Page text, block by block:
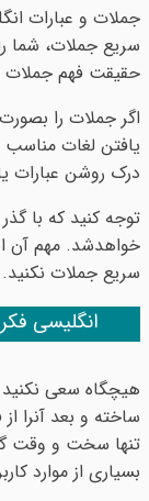
جملات و عبارات
حقیقت فهم جملات
اگر جملات را
یافتن لغات
درک روشن عبارات
توجه کنید که با
خواهدشد. مهم آن
سریع جملات نکنید.
انگلیسی
هیچگاه سعی نکنید
ساخته و بعد آنرا
تنها سخت و وقت
بسیاری از موارد